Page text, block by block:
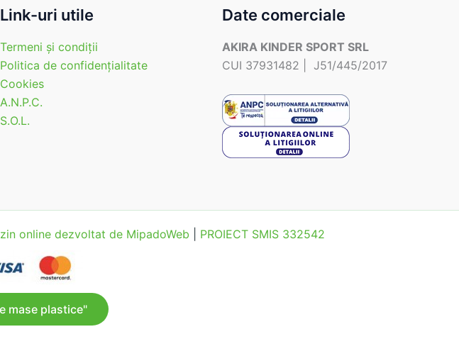
Link-uri utile
Termeni şi condiţii
Politica de confidenţialitate
Cookies
A.N.P.C.
S.O.L.
Date comerciale
AKIRA KINDER SPORT SRL
CUI 37931482 | J51/445/2017
online dezvoltat de MipadoWeb PROIECT SMIS 332542
mase plastice"